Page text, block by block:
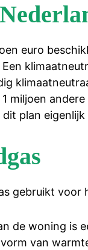
euro
miljoen
plan
gebruikt voor
de woning is
van